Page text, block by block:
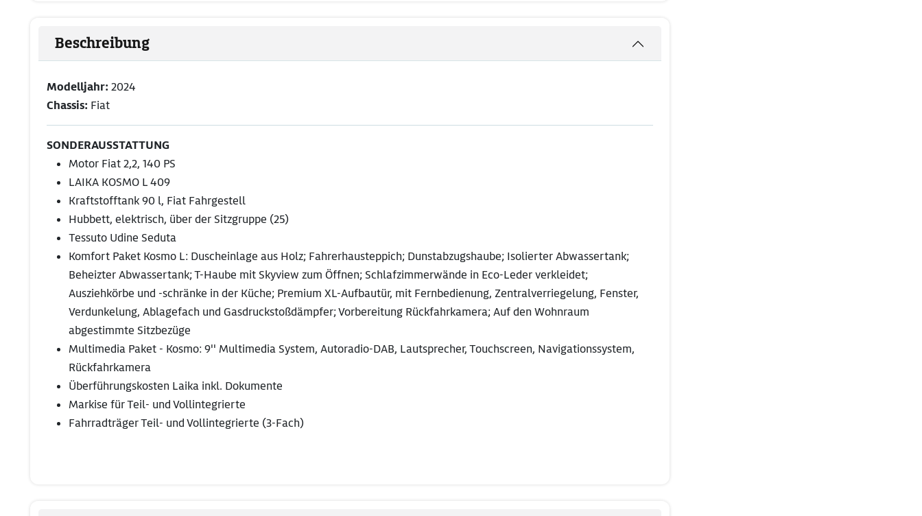
Beschreibung
Modelljahr: 2024
Chassis: Fiat
SONDERAUSSTATTUNG
Motor Fiat 2,2, 140 PS
LAIKA KOSMO L 409
Kraftstofftank 90 l, Fiat Fahrgestell
Hubbett, elektrisch, über der Sitzgruppe (25)
Tessuto Udine Seduta
Komfort Paket Kosmo L: Duscheinlage aus Holz; Fahrerhausteppich; Dunstabzugshaube; Isolierter Abwassertank;
Beheizter Abwassertank; T-Haube mit Skyview zum Öffnen; Schlafzimmerwände in Eco-Leder verkleidet;
Ausziehkörbe und -schränke in der Küche; Premium XL-Aufbautür, mit Fernbedienung, Zentralverriegelung, Fenster,
Verdunkelung, Ablagefach und Gasdruckstoßdämpfer; Vorbereitung Rückfahrkamera; Auf den Wohnraum
abgestimmte Sitzbezüge
Multimedia Paket - Kosmo: 9'' Multimedia System, Autoradio-DAB, Lautsprecher, Touchscreen, Navigationssystem,
Rückfahrkamera
Überführungskosten Laika inkl. Dokumente
Markise für Teil- und Vollintegrierte
Fahrradträger Teil- und Vollintegrierte (3-Fach)